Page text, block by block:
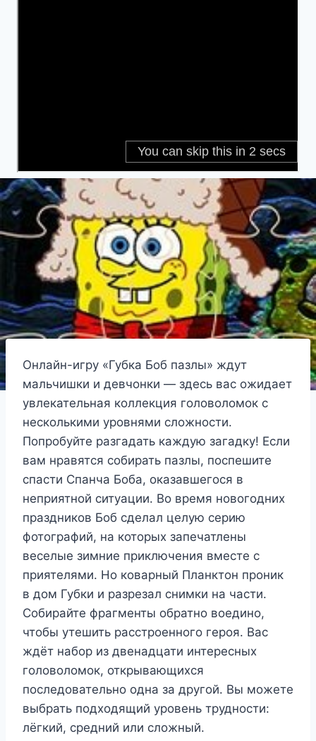
Онлайн-игру «Губка Боб пазлы» ждут
мальчишки и девчонки — здесь вас ожидает
увлекательная коллекция головоломок с
несколькими уровнями сложности.
Попробуйте разгадать каждую загадку! Если
вам нравятся собирать пазлы, поспешите
спасти Спанча Боба, оказавшегося в
неприятной ситуации. Во время новогодних
праздников Боб сделал целую серию
фотографий, на которых запечатлены
веселые зимние приключения вместе с
приятелями. Но коварный Планктон проник
в дом Губки и разрезал снимки на части.
Собирайте фрагменты обратно воедино,
чтобы утешить расстроенного героя. Вас
ждёт набор из двенадцати интересных
головоломок, открывающихся
последовательно одна за другой. Вы можете
выбрать подходящий уровень трудности:
лёгкий, средний или сложный.